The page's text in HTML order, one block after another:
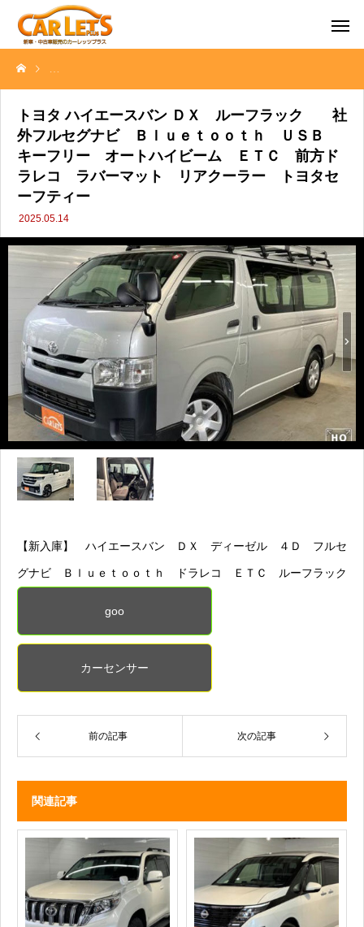
トヨタ ハイエースバン ＤＸ ルーフラック 社外フルセグナビ
トヨタ ハイエースバン ＤＸ ルーフラック 社
外フルセグナビ Ｂｌｕｅｔｏｏｔｈ ＵＳＢ
キーフリー オートハイビーム ＥＴＣ 前方ド
ラレコ ラバーマット リアクーラー トヨタセ
ーフティー
2025.05.14
【新入庫】 ハイエースバン ＤＸ ディーゼル ４Ｄ フルセ
グナビ Ｂｌｕｅｔｏｏｔｈ ドラレコ ＥＴＣ ルーフラック
goo
カーセンサー
前の記事 次の記事
関連記事